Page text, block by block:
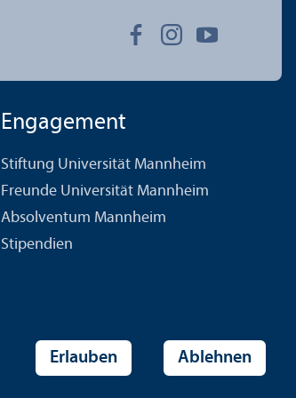
Engagement
Stiftung Universität Mannheim
Freunde Universität Mannheim
Absolventum Mannheim
Stipendien
Erlauben Ablehnen